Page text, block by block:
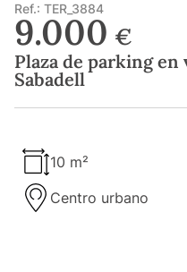
Ref.: TER_3884
9.000 €
Plaza de parking
Sabadell
10 m²
Centro urbano